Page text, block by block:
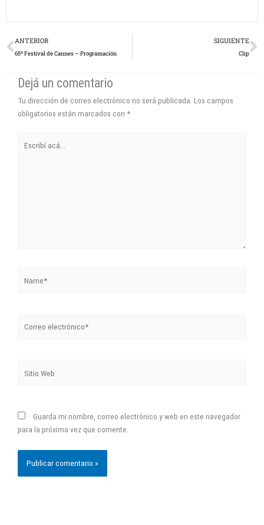
Prev
ANTERIOR
65º Festival de Cannes – Programación
SIGUIENTE
Clip
Dejá un comentario
Tu dirección de correo electrónico no será publicada. Los campos
obligatorios están marcados con *
acá...
electrónico*
Web
Guarda mi nombre, correo electrónico y web en este navegador
para la próxima vez que comente.